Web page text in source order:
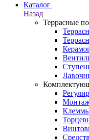
Каталог
Назад
Террасные